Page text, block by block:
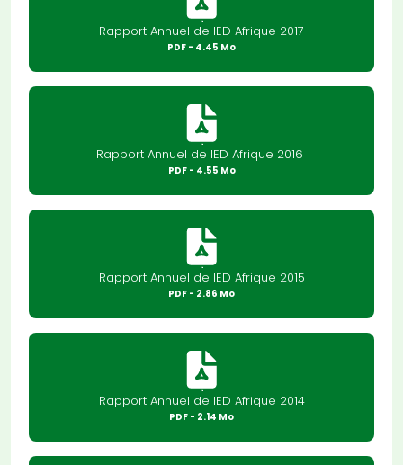
Rapport Annuel de IED Afrique 2017
PDF - 4.45 Mo
Rapport Annuel de IED Afrique 2016
PDF- 4.55 Mo
Rapport Annuel de IED Afrique 2015
PDF - 2.86 Mo
Rapport Annuel de IED Afrique 2014
PDF - 2.14 Mo